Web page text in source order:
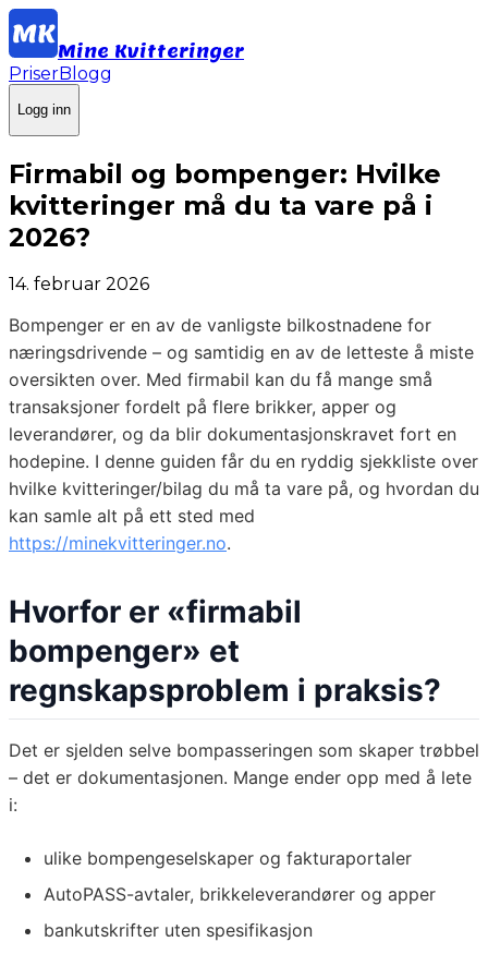
Mine Kvitteringer
PriserBlogg
Logg inn
Firmabil og bompenger: Hvilke
kvitteringer må du ta vare på i
2026?
14. februar 2026
Bompenger er en av de vanligste bilkostnadene for
næringsdrivende – og samtidig en av de letteste å miste
oversikten over. Med firmabil kan du få mange små
transaksjoner fordelt på flere brikker, apper og
leverandører, og da blir dokumentasjonskravet fort en
hodepine. I denne guiden får du en ryddig sjekkliste over
hvilke kvitteringer/bilag du må ta vare på, og hvordan du
kan samle alt på ett sted med
https://minekvitteringer.no.
Hvorfor er «firmabil
bompenger» et
regnskapsproblem i praksis?
Det er sjelden selve bompasseringen som skaper trøbbel
– det er dokumentasjonen. Mange ender opp med å lete
i:
ulike bompengeselskaper og fakturaportaler
AutoPASS-avtaler, brikkeleverandører og apper
bankutskrifter uten spesifikasjon